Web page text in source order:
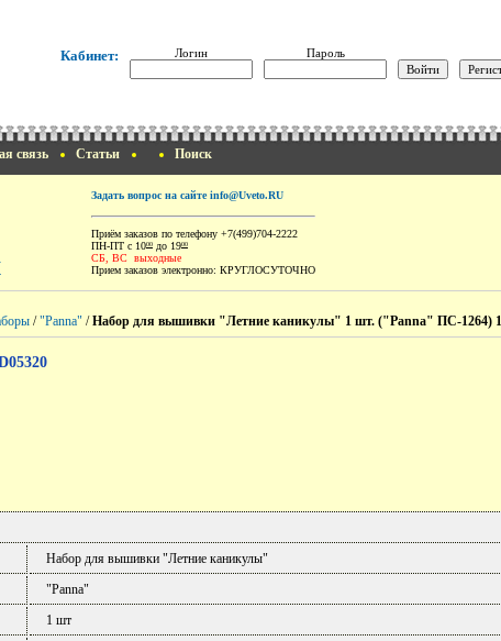
Кабинет: Логин Пароль
связь Статьи Поиск
Задать вопрос на сайте info@Uveto.RU
Приём заказов по телефону +7(499)704-2222
ПН-ПТ с 1000 до 1900
СБ, ВС выходные
Прием заказов электронно: КРУГЛОСУТОЧНО
/"Panna" /Набор для вышивки "Летние каникулы" 1 шт. ("Panna" ПС-1264)
Набор для вышивки "Летние каникулы"
"Panna"
1 шт